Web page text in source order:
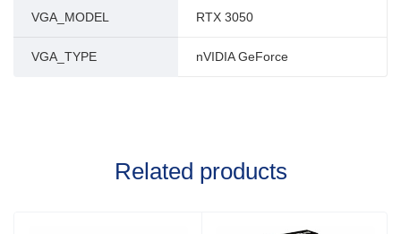
VGA_MODEL RTX 3050
VGA_TYPE nVIDIA GeForce
Related products